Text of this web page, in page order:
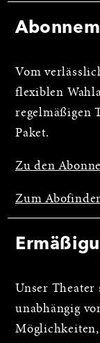
Vom
flexiblen
regelmäßigen
Paket.
Zu den
Zum
Unser Theater
unabhängig